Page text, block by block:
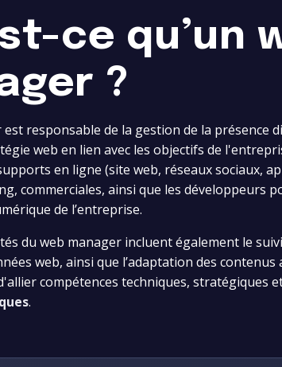
ce qu’un
?
est responsable de la gestion de la présence
web en lien avec les objectifs de
en ligne (site web, réseaux sociaux,
commerciales, ainsi que les développeurs
de l’entreprise.
du web manager incluent également le
web, ainsi que l’adaptation des
compétences techniques, stratégiques
.